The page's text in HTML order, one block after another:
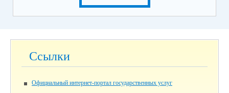
Ссылки
Официальный интернет-портал государственных услуг